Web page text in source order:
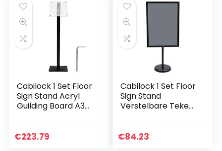
Cabilock 1 Set Floor
Sign Stand Acryl
Guilding Board A3
€223.79
Cabilock 1 Set Floor
Sign Stand
Verstelbare Teken
€84.23